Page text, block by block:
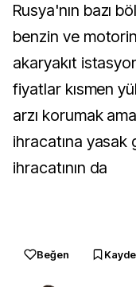
Rusya'nın bazı
benzin ve motorin
akaryakıt
fiyatlar kısmen
arzı korumak
ihracatına yasak
ihracatının da
Beğen